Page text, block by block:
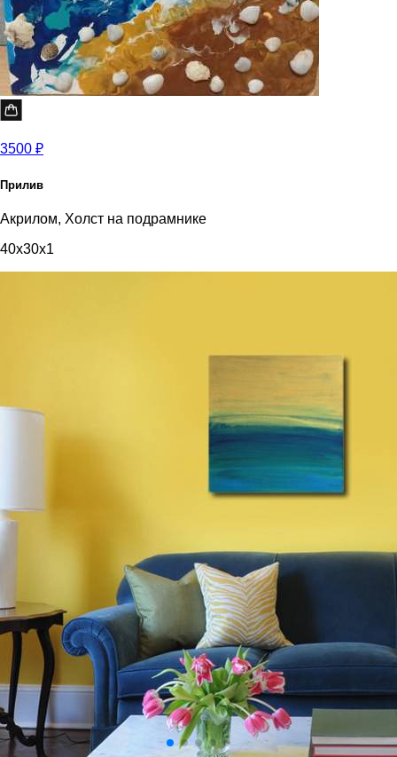
3500 ₽
Прилив
Акрилом, Холст на подрамнике
40x30x1